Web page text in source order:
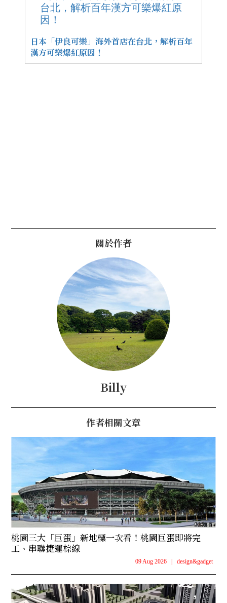
日本「伊良可樂」海外首店在台北，解析百年
漢方可樂爆紅原因！
關於作者
Billy
作者相關文章
桃園三大「巨蛋」新地標一次看！桃園巨蛋即將完
工、串聯捷運棕線
09 Aug 2026 design&gadget